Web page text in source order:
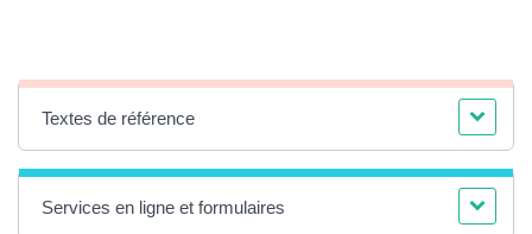
Textes de référence
Services en ligne et formulaires